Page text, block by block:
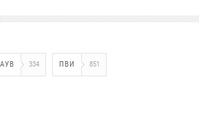
334 ПВИ 851